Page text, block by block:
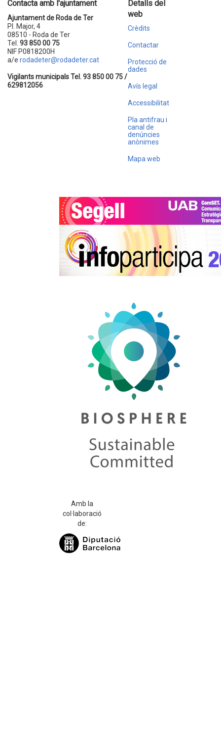
Contacta amb l'ajuntament
Ajuntament de Roda de Ter
Pl. Major, 4
08510 - Roda de Ter
Tel. 93 850 00 75
NIF P0818200H
a/e rodadeter@rodadeter.cat
Vigilants municipals Tel. 93 850 00 75 /
629812056
Detalls del
web
Crèdits
Contactar
Protecció de
dades
Avís legal
Accessibilitat
Pla antifrau i
canal de
denúncies
anònimes
Mapa web
Amb la
col·laboració
de: